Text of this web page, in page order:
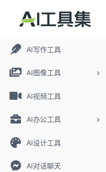
AI写作工具
AI图像工具
AI视频工具
AI办公工具
AI设计工具
AI对话聊天